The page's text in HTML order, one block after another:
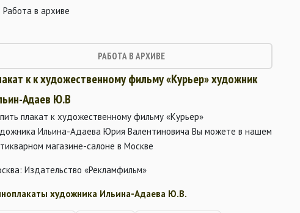
Работа в архиве
РАБОТА В АРХИВЕ
к к художественному фильму «Курьер» художник
Адаев Ю.В
плакат к художественному фильму «Курьер»
Ильина-Адаева Юрия Валентиновича Вы можете в нашем
магазине-салоне в Москве
Издательство «Рекламфильм»
художника Ильина-Адаева Ю.В.